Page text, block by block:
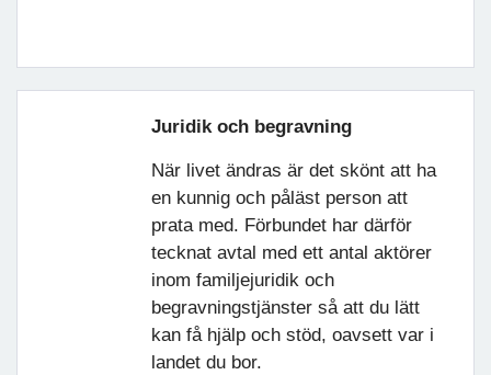
Juridik och begravning
När livet ändras är det skönt att ha
en kunnig och påläst person att
prata med. Förbundet har därför
tecknat avtal med ett antal aktörer
inom familjejuridik och
begravningstjänster så att du lätt
kan få hjälp och stöd, oavsett var i
landet du bor.